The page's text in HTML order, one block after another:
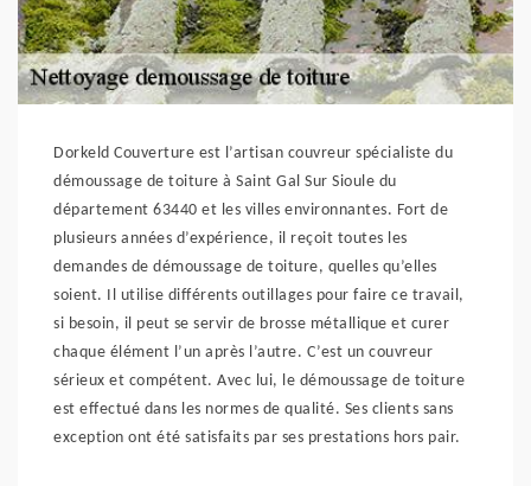
Dorkeld Couverture est l’artisan couvreur spécialiste du
démoussage de toiture à Saint Gal Sur Sioule du
département 63440 et les villes environnantes. Fort de
plusieurs années d’expérience, il reçoit toutes les
demandes de démoussage de toiture, quelles qu’elles
soient. Il utilise différents outillages pour faire ce travail,
si besoin, il peut se servir de brosse métallique et curer
chaque élément l’un après l’autre. C’est un couvreur
sérieux et compétent. Avec lui, le démoussage de toiture
est effectué dans les normes de qualité. Ses clients sans
exception ont été satisfaits par ses prestations hors pair.